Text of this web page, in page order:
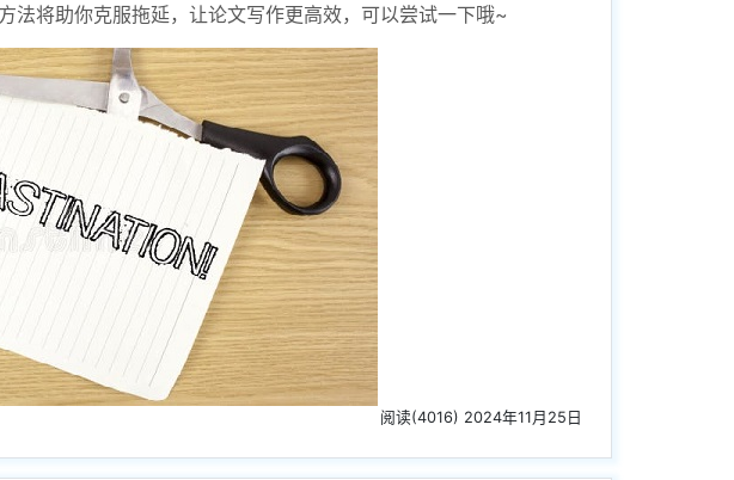
法将助你克服拖延，让论文写作更高效，可以尝试一下哦~
阅读(4016) 2024年11月25日